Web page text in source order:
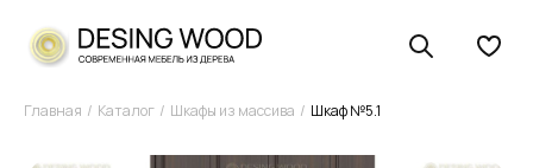
Главная Каталог Шкафы из массива Шкаф №5.1